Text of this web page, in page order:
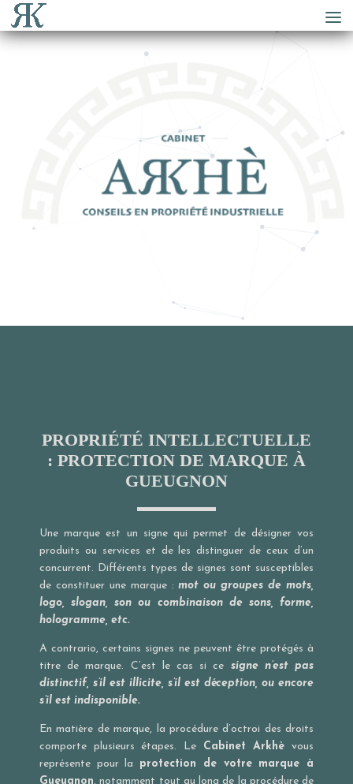
PROPRIÉTÉ INTELLECTUELLE
: PROTECTION DE MARQUE À
GUEUGNON
Une marque est un signe qui permet de désigner vos
produits ou services et de les distinguer de ceux d’un
concurrent. Différents types de signes sont susceptibles
de constituer une marque :mot ou groupes de mots,
logo, slogan, son ou combinaison de sons, forme,
hologramme, etc.
A contrario, certains signes ne peuvent être protégés à
titre de marque. C’est le cas si ce signe n’est pas
distinctif, s’il est illicite, s’il est déception, ou encore
s’il est indisponible.
En matière de marque, la procédure d’octroi des droits
comporte plusieurs étapes. Le Cabinet Arkhè vous
représente pour la protection de votre marque à
Gueugnon, notamment tout au long de la procédure de